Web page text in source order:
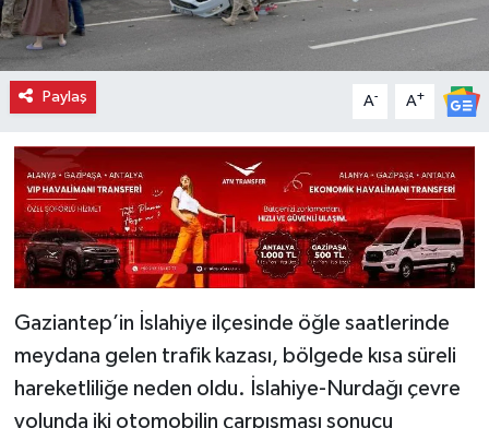
Paylaş A- A+
Gaziantep’in İslahiye ilçesinde öğle saatlerinde
meydana gelen trafik kazası, bölgede kısa süreli
hareketliliğe neden oldu. İslahiye-Nurdağı çevre
yolunda iki otomobilin çarpışması sonucu